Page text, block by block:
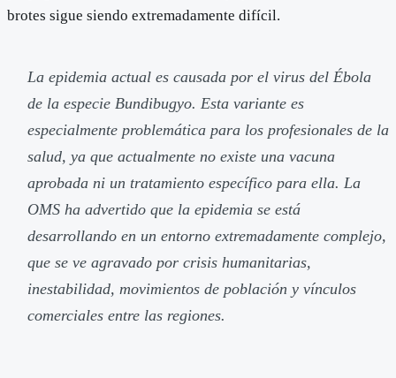
brotes sigue siendo extremadamente difícil.
La epidemia actual es causada por el virus del Ébola
de la especie Bundibugyo. Esta variante es
especialmente problemática para los profesionales de la
salud, ya que actualmente no existe una vacuna
aprobada ni un tratamiento específico para ella. La
OMS ha advertido que la epidemia se está
desarrollando en un entorno extremadamente complejo,
que se ve agravado por crisis humanitarias,
inestabilidad, movimientos de población y vínculos
comerciales entre las regiones.